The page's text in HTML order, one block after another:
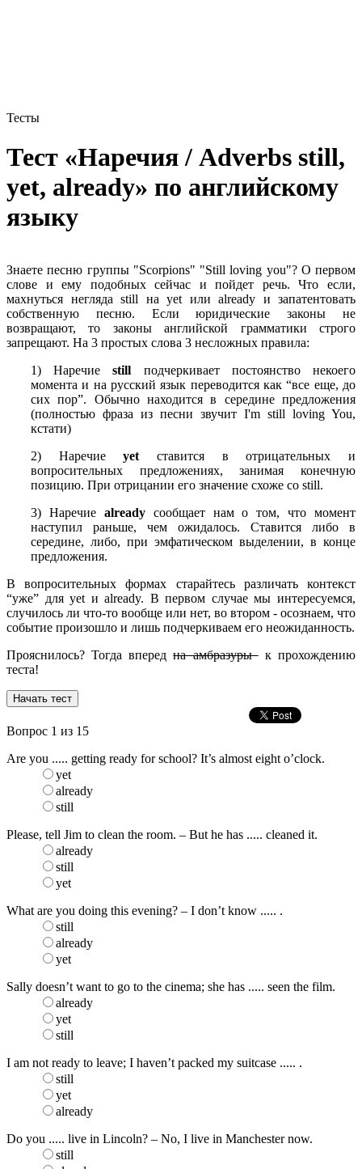
Тесты
Тест «Наречия / Adverbs still,
yet, already» по английскому
языку
Знаете песню группы "Scorpions" "Still loving you"? О первом
слове и ему подобных сейчас и пойдет речь. Что если,
махнуться негляда still на yet или already и запатентовать
собственную песню. Если юридические законы не
возвращают, то законы английской грамматики строго
запрещают. На 3 простых слова 3 несложных правила:
1) Наречиеstill подчеркивает постоянство некоего
момента и на русский язык переводится как “все еще, до
сих пор”. Обычно находится в середине предложения
(полностью фраза из песни звучит I'm still loving You,
кстати)
2) Наречиеyetставится в отрицательных и
вопросительных предложениях, занимая конечную
позицию. При отрицании его значение схоже со still.
3) Наречие already сообщает нам о том, что момент
наступил раньше, чем ожидалось. Ставится либо в
середине, либо, при эмфатическом выделении, в конце
предложения.
В вопросительных формах старайтесь различать контекст
“уже” для yet и already. В первом случае мы интересуемся,
случилось ли что-то вообще или нет, во втором - осознаем, что
событие произошло и лишь подчеркиваем его неожиданность.
Прояснилось? Тогда впередна амбразурык прохождению
теста!
Вопрос 1 из 15
Are you ..... getting ready for school? It’s almost eight o’clock.
yet
already
still
Please, tell Jim to clean the room. – But he has ..... cleaned it.
already
still
yet
What are you doing this evening? – I don’t know ..... .
still
already
yet
Sally doesn’t want to go to the cinema; she has ..... seen the film.
already
yet
still
I am not ready to leave; I haven’t packed my suitcase ..... .
still
yet
already
Do you ..... live in Lincoln? – No, I live in Manchester now.
still